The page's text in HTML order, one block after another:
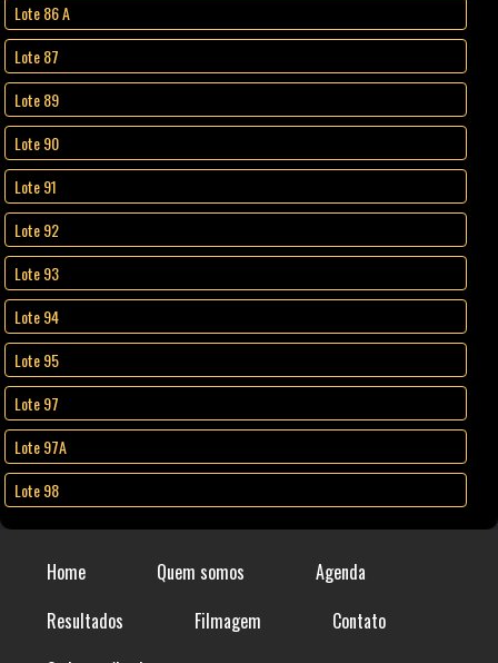
Lote 86 A
Lote 87
Lote 89
Lote 90
Lote 91
Lote 92
Lote 93
Lote 94
Lote 95
Lote 97
Lote 97A
Lote 98
Home Quem somos
Agenda
Resultados
Filmagem
Contato